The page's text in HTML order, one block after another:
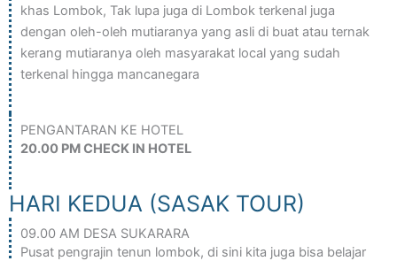
khas Lombok, Tak lupa juga di Lombok terkenal juga
dengan oleh-oleh mutiaranya yang asli di buat atau ternak
kerang mutiaranya oleh masyarakat local yang sudah
terkenal hingga mancanegara
PENGANTARAN KE HOTEL
20.00 PM CHECK IN HOTEL
HARI KEDUA (SASAK TOUR)
09.00 AM DESA SUKARARA
Pusat pengrajin tenun lombok, di sini kita juga bisa belajar